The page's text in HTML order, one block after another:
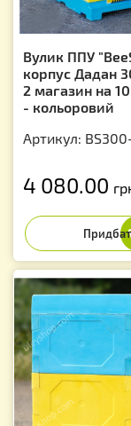
Вулик ППУ
корпус Дадан
2 магазин на
- кольоровий
Артикул:
4 080.00